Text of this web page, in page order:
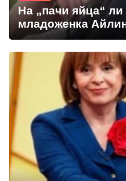
На „пачи яйца“ ли
младоженка